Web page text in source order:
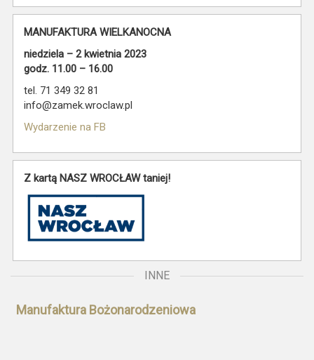
MANUFAKTURA WIELKANOCNA
niedziela – 2 kwietnia 2023
godz. 11.00 – 16.00
tel. 71 349 32 81
info@zamek.wroclaw.pl
Wydarzenie na FB
Z kartą NASZ WROCŁAW taniej!
INNE
Manufaktura Bożonarodzeniowa